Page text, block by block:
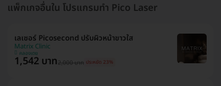
แพ็กเกจอื่นใน โปรแกรมทำ Pico Laser
เลเซอร์ Picosecond ปรับผิวหน้าขาวใส
Matrix Clinic
คลองเตย
1,542 บาท2,000 บาท ประหยัด 23%